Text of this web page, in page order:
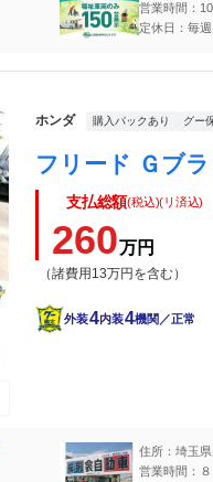
営業時間：
定休日：毎
ホンダ 購入パックあり グー
支払総額(税込)(リ済込)
260万円
（諸費用13万円を含む）
外装4内装4機関／正常
住所：埼玉
営業時間：